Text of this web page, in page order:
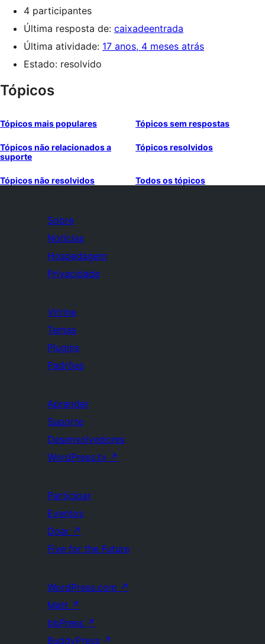
4 participantes
Última resposta de: caixadeentrada
Última atividade: 17 anos, 4 meses atrás
Estado: resolvido
Tópicos
Tópicos mais populares Tópicos sem respostas
Tópicos não relacionados a
suporte
Tópicos resolvidos
Tópicos não resolvidos Todos os tópicos
Sobre
Notícias
Hospedagem
Privacidade
Vitrine
Temas
Plugins
Padrões
Aprender
Suporte
Desenvolvedores
WordPress.tv ↗
Participar
Eventos
Doar ↗
Five for the Future
WordPress.com ↗
Matt ↗
bbPress ↗
BuddyPress ↗